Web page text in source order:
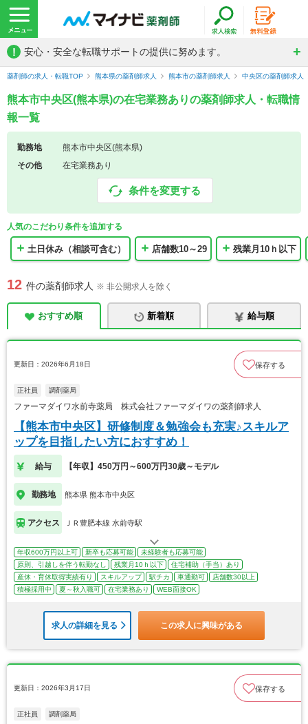
! 安心・安全な転職サポートの提供に努めます。
薬剤師の求人・転職TOP 熊本県の薬剤師求人 熊本市の薬剤師求人 中央区の薬剤師求人
熊本市中央区(熊本県)の在宅業務ありの薬剤師求人・転職情
報一覧
勤務地
熊本市中央区(熊本県)
その他
在宅業務あり
条件を変更する
人気のこだわり条件を追加する
土日休み（相談可含む） 店舗数10～29 残業月10ｈ以下
12 件の薬剤師求人 ※ 非公開求人を除く
おすすめ順 新着順 給与順
更新日：2026年6月18日 保存する
正社員 調剤薬局
ファーマダイワ水前寺薬局 株式会社ファーマダイワの薬剤師求人
【熊本市中央区】研修制度＆勉強会も充実♪スキルア
ップを目指したい方におすすめ！
給与 【年収】450万円～600万円30歳～モデル
勤務地 熊本県 熊本市中央区
アクセス ＪＲ豊肥本線 水前寺駅
年収600万円以上可 新卒も応募可能
未経験者も応募可能
原則、引越しを伴う転勤なし
残業月10ｈ以下
住宅補助（手当）あり
産休・育休取得実績有り
スキルアップ 駅チカ 車通勤可
店舗数30以上
積極採用中
夏～秋入職可 在宅業務あり WEB面接OK
求人の詳細を見る この求人に興味がある
更新日：2026年3月17日 保存する
正社員 調剤薬局